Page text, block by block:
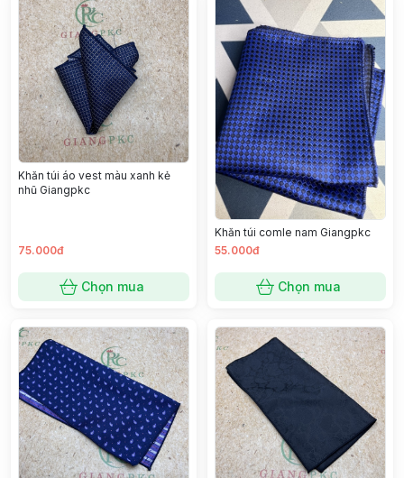
Khăn túi áo vest màu xanh kẻ
nhũ Giangpkc
75.000đ
Chọn mua
Khăn túi comle nam Giangpkc
55.000đ
Chọn mua